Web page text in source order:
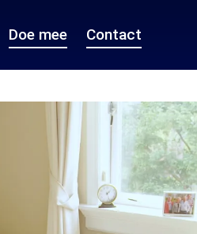
Doe mee Contact